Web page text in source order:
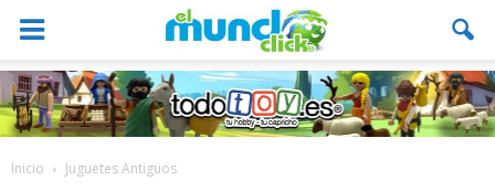
Inicio Juguetes Antiguos